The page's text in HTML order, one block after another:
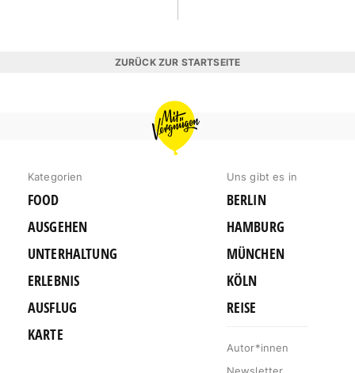
ZURÜCK ZUR STARTSEITE
MIT
VERGNÜGEN
BERLIN
Kategorien
FOOD
AUSGEHEN
UNTERHALTUNG
ERLEBNIS
AUSFLUG
KARTE
Uns gibt es in
BERLIN
HAMBURG
MÜNCHEN
KÖLN
REISE
Autor*innen